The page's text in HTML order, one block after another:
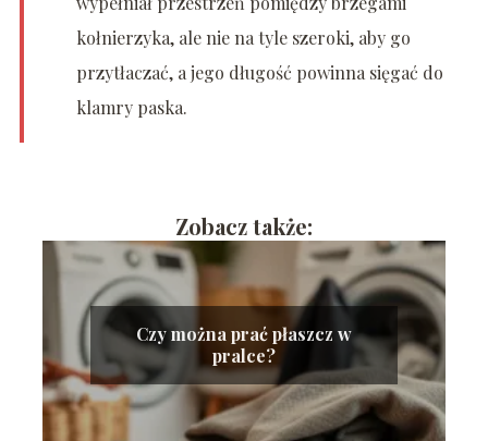
kołnierzyka, ale nie na tyle szeroki, aby go
przytłaczać, a jego długość powinna sięgać do
klamry paska.
Zobacz także:
Czy można prać płaszcz w
pralce?